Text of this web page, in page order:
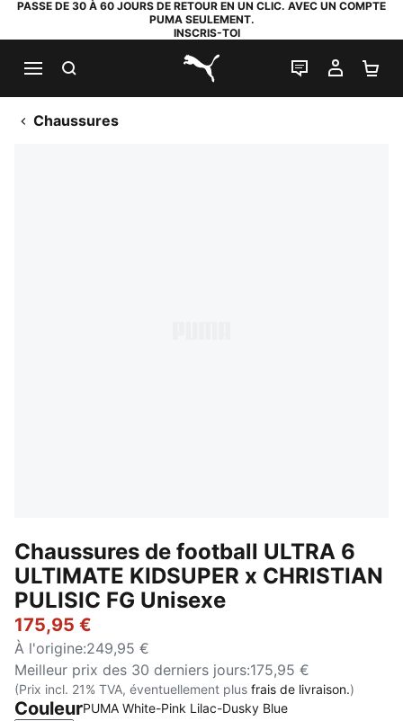
PASSE DE 30 À 60 JOURS DE RETOUR EN UN CLIC. AVEC UN COMPTE
PUMA SEULEMENT.
INSCRIS-TOI
PUMA.com
LIVE CHAT
MON
Chaussures
Chaussures de football ULTRA 6
ULTIMATE KIDSUPER x CHRISTIAN
PULISIC FG Unisexe
175,95 €
À l'origine:249,95 €
Meilleur prix des 30 derniers jours:175,95 €
(Prix incl. 21% TVA, éventuellement plus frais de livraison.)
CouleurPUMA White-Pink Lilac-Dusky Blue